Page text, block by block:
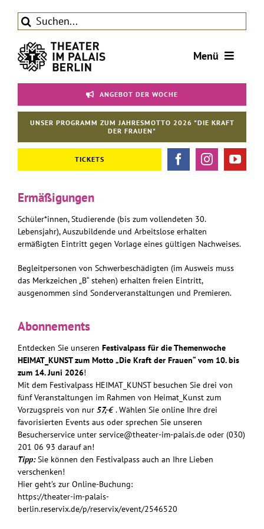
Inhalt
springen
Suche
Menü
Tickets
Theater
ANGEBOT DER WOCHE
UNSER PROGRAMM ZUM JAHRESMOTTO 2026 "DIE KRAFT
DER FRAUEN"
TICKETS
Ermäßigungen
Schüler*innen, Studierende (bis zum vollendeten 30.
Lebensjahr), Auszubildende und Arbeitslose erhalten
ermäßigten Eintritt gegen Vorlage eines gültigen Nachweises.
Begleitpersonen von Schwerbeschädigten (im Ausweis muss
das Merkzeichen „B“ stehen) erhalten freien Eintritt,
ausgenommen sind Sonderveranstaltungen und Premieren.
Abonnements
Entdecken Sie unseren Festivalpass für die Themenwoche
HEIMAT_KUNST zum Motto „Die Kraft der Frauen“ vom 10. bis
zum 14. Juni 2026!
Mit dem Festivalpass HEIMAT_KUNST besuchen Sie drei von
fünf Veranstaltungen im Rahmen von Heimat_Kunst zum
Vorzugspreis von nur 57,-€. Wählen Sie online Ihre drei
favorisierten Events aus oder sprechen Sie unseren
Besucherservice unter service@theater-im-palais.deoder (030)
201 06 93 darauf an!
Tipp: Sie können den Festivalpass auch an Ihre Lieben
verschenken!
Hier geht’s zur Online-Buchung:
https://theater-im-palais-
berlin.reservix.de/p/reservix/event/2546520